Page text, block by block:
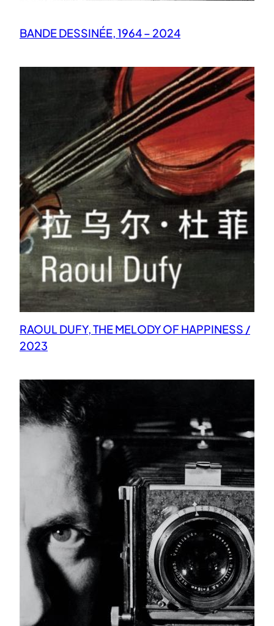
BANDE DESSINÉE, 1964 – 2024
RAOUL DUFY, THE MELODY OF HAPPINESS /
2023